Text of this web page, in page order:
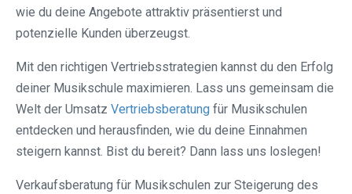
wie du deine Angebote attraktiv präsentierst und
potenzielle Kunden überzeugst.
Mit den richtigen Vertriebsstrategien kannst du den Erfolg
deiner Musikschule maximieren. Lass uns gemeinsam die
Welt der Umsatz Vertriebsberatung für Musikschulen
entdecken und herausfinden, wie du deine Einnahmen
steigern kannst. Bist du bereit? Dann lass uns loslegen!
Verkaufsberatung für Musikschulen zur Steigerung des